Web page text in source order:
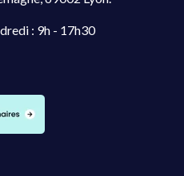
: 9h - 17h30